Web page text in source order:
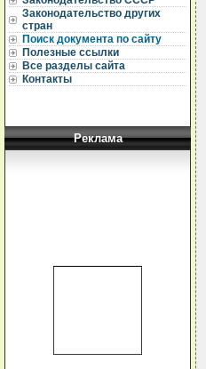
Законодательство других
стран
Поиск документа по сайту
Полезные ссылки
Все разделы сайта
Контакты
Реклама